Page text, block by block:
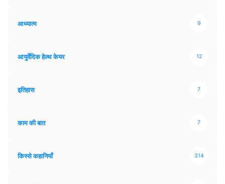
आध्यात्म 9
आयुर्वेदिक हेल्थ केयर 12
इतिहास 7
काम की बात 7
किस्से कहानियाँ 314